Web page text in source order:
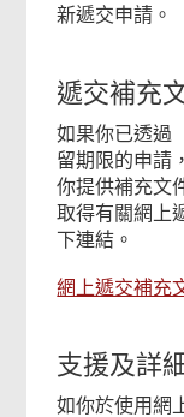
新遞交申請。
遞交補充
如果你已透過
留期限的申請
你提供補充文
取得有關網上
下連結。
網上遞交補充
支援及詳
如你於使用網